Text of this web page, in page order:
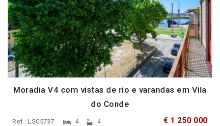
Moradia V4 com vistas de rio e varandas em Vila
do Conde
Ref.: LS05737 4 4 € 1 250 000